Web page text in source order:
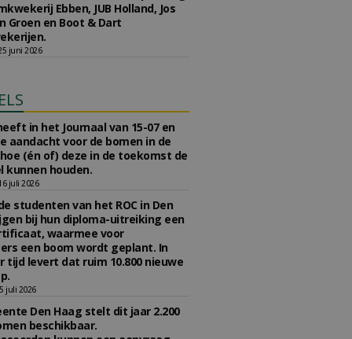
Ebben, JUB Holland, Jos
Groen en Boot & Dart
juni 2026
in het Journaal van 15-07 en
aandacht voor de bomen in de
(én of) deze in de toekomst de
kunnen houden.
juli 2026
studenten van het ROC in Den
bij hun diploma-uitreiking een
waarmee voor
een boom wordt geplant. In
tijd levert dat ruim 10.800 nieuwe
juli 2026
Den Haag stelt dit jaar 2.200
beschikbaar.